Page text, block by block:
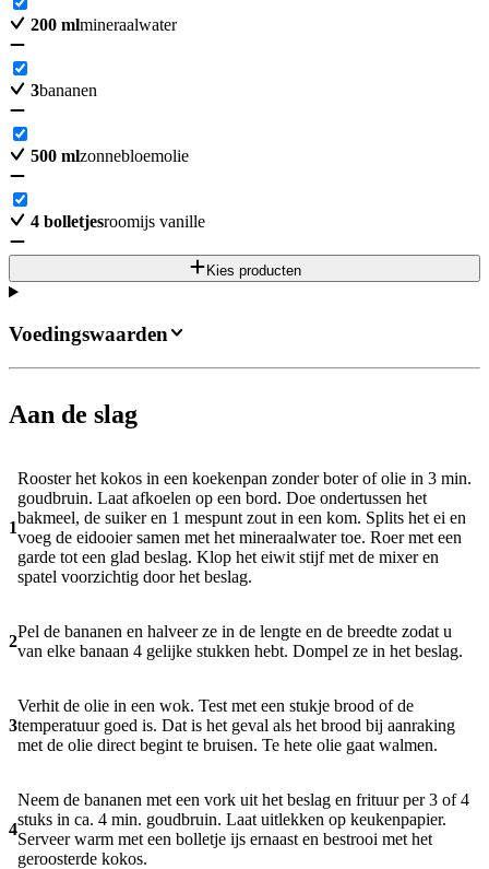
200 mlmineraalwater
3bananen
500 mlzonnebloemolie
4 bolletjesroomijs vanille
Kies producten
Aan de slag
1
Rooster het kokos in een koekenpan zonder boter of olie in 3 min.
goudbruin. Laat afkoelen op een bord. Doe ondertussen het
bakmeel, de suiker en 1 mespunt zout in een kom. Splits het ei en
voeg de eidooier samen met het mineraalwater toe. Roer met een
garde tot een glad beslag. Klop het eiwit stijf met de mixer en
spatel voorzichtig door het beslag.
2
Pel de bananen en halveer ze in de lengte en de breedte zodat u
van elke banaan 4 gelijke stukken hebt. Dompel ze in het beslag.
3
Verhit de olie in een wok. Test met een stukje brood of de
temperatuur goed is. Dat is het geval als het brood bij aanraking
met de olie direct begint te bruisen. Te hete olie gaat walmen.
4
Neem de bananen met een vork uit het beslag en frituur per 3 of 4
stuks in ca. 4 min. goudbruin. Laat uitlekken op keukenpapier.
Serveer warm met een bolletje ijs ernaast en bestrooi met het
geroosterde kokos.
Voedingswaarden